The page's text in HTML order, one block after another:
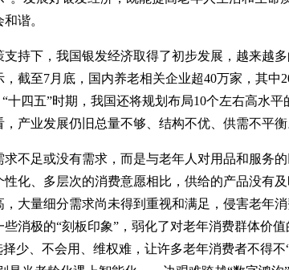
谐。
下，我国银发经济取得了初步发展，越来越多
截至7月底，国内养老相关企业超40万家，其中
十四五”时期，我国还将规划布局10个左右高水平
产业发展仍旧总量不够、结构不优、供需不平衡
足或没有需求，而是与老年人对用品和服务的
化、多层次的消费意愿相比，供给的产品没有
大量细分需求尚未得到重视和满足，侵害老年
消极的“刻板印象”，弱化了对老年消费群体价值
少、不会用、维权难，让许多老年消费者不得不